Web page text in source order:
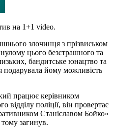
на 1+1 video.
злочинця з прізвиськом
цього безстрашного та
бандитське юнацтво та
подарувала йому можливість
працює керівником
відділу поліції, він провертає
Станіславом Бойко»
загинув.